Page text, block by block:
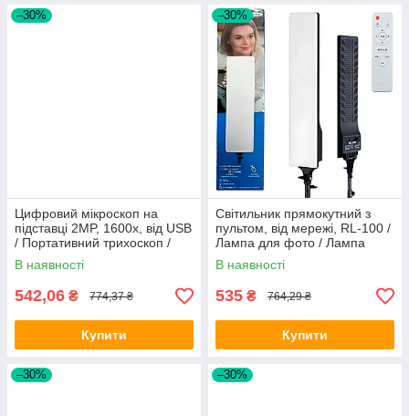
–30%
Цифровий мікроскоп на
підставці 2MP, 1600x, від USB
/ Портативний трихоскоп /
USB мікроскоп
В наявності
542,06 ₴ 774,37 ₴
Купити
–30%
Світильник прямокутний з
пультом, від мережі, RL-100 /
Лампа для фото / Лампа
відеосвітло
В наявності
535 ₴ 764,29 ₴
Купити
–30% –30%